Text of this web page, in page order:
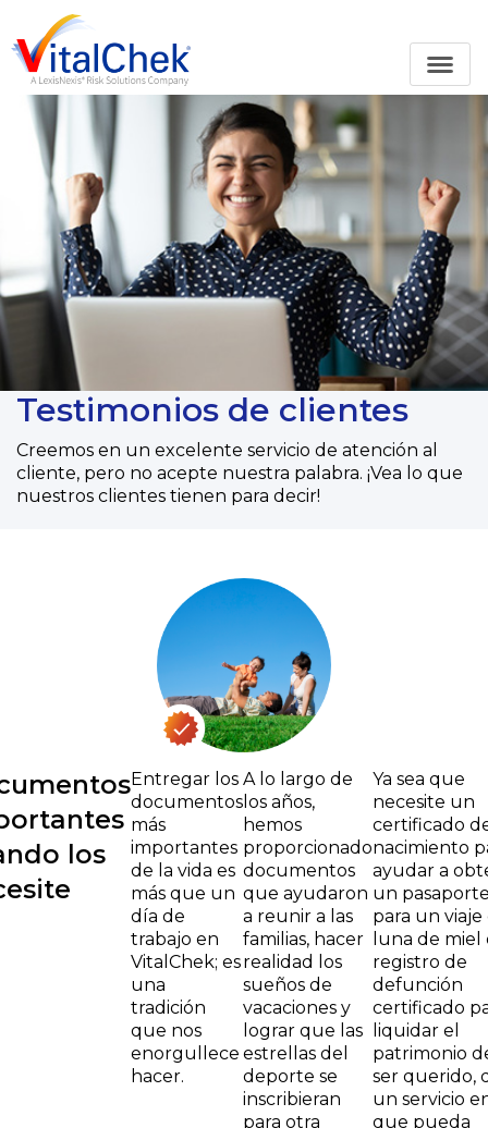
Testimonios de clientes
Creemos en un excelente servicio de atención al
cliente, pero no acepte nuestra palabra. ¡Vea lo que
nuestros clientes tienen para decir!
los
Entregar los
documentos
más
importantes
de la vida es
más que un
día de
trabajo en
VitalChek; es
una
tradición
que nos
enorgullece
hacer.
A lo largo de
los años,
hemos
proporcionado
documentos
que ayudaron
a reunir a las
familias, hacer
realidad los
sueños de
vacaciones y
lograr que las
estrellas del
deporte se
inscribieran
para otra
Ya sea que
necesite un
certificado
nacimiento
ayudar a
un
para un viaje
luna de miel
registro de
defunción
certificado
liquidar el
patrimonio
ser querido,
un servicio
que pueda